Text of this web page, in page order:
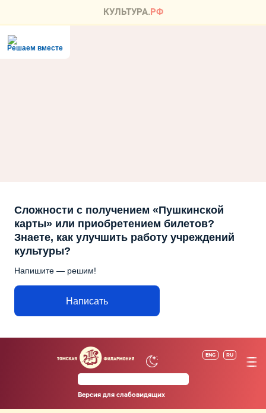
Решаем вместе
Сложности с получением «Пушкинской
карты» или приобретением билетов?
Знаете, как улучшить работу учреждений
культуры?
Напишите — решим!
Написать
ENG RU
Версия для слабовидящих